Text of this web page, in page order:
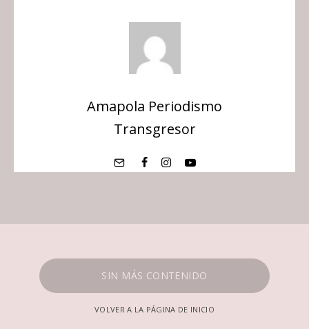
Amapola Periodismo
Transgresor
SIN MÁS CONTENIDO
VOLVER A LA PÁGINA DE INICIO